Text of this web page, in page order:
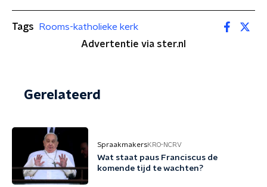
Tags
Rooms-katholieke kerk
Advertentie via ster.nl
Gerelateerd
SpraakmakersKRO-NCRV
Wat staat paus Franciscus de
komende tijd te wachten?